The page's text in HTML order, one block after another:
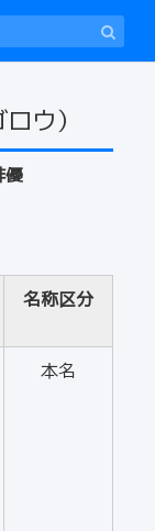
ウ）
優
名称区分
本名